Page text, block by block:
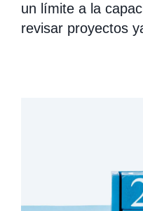
un límite a la
revisar proyectos